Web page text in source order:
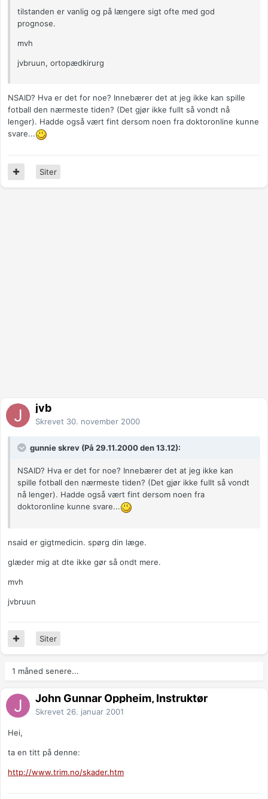
tilstanden er vanlig og på længere sigt ofte med god
prognose.
mvh
jvbruun, ortopædkirurg
NSAID? Hva er det for noe? Innebærer det at jeg ikke kan spille
fotball den nærmeste tiden? (Det gjør ikke fullt så vondt nå
lenger). Hadde også vært fint dersom noen fra doktoronline kunne
svare...
Siter
jvb
Skrevet 30. november 2000
gunnie skrev (På 29.11.2000 den 13.12):
NSAID? Hva er det for noe? Innebærer det at jeg ikke kan
spille fotball den nærmeste tiden? (Det gjør ikke fullt så vondt
nå lenger). Hadde også vært fint dersom noen fra
doktoronline kunne svare...
nsaid er gigtmedicin. spørg din læge.
glæder mig at dte ikke gør så ondt mere.
mvh
jvbruun
Siter
1 måned senere...
John Gunnar Oppheim, Instruktør
Skrevet 26. januar 2001
Hei,
ta en titt på denne:
http://www.trim.no/skader.htm